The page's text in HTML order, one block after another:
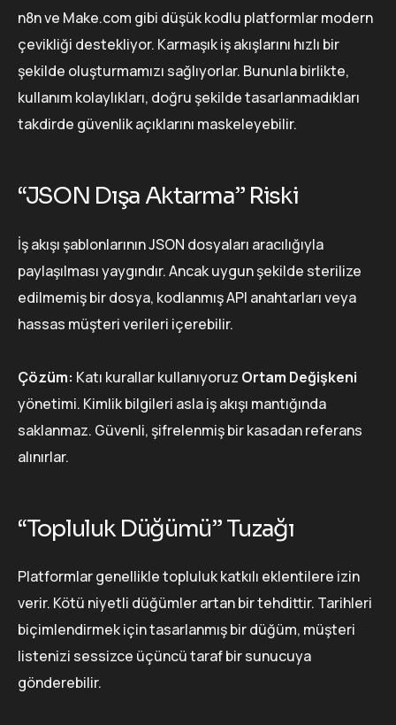
n8n ve Make.com gibi düşük kodlu platformlar modern
çevikliği destekliyor. Karmaşık iş akışlarını hızlı bir
şekilde oluşturmamızı sağlıyorlar. Bununla birlikte,
kullanım kolaylıkları, doğru şekilde tasarlanmadıkları
takdirde güvenlik açıklarını maskeleyebilir.
“JSON Dışa Aktarma” Riski
İş akışı şablonlarının JSON dosyaları aracılığıyla
paylaşılması yaygındır. Ancak uygun şekilde sterilize
edilmemiş bir dosya, kodlanmış API anahtarları veya
hassas müşteri verileri içerebilir.
Çözüm: Katı kurallar kullanıyoruz Ortam Değişkeni
yönetimi. Kimlik bilgileri asla iş akışı mantığında
saklanmaz. Güvenli, şifrelenmiş bir kasadan referans
alınırlar.
“Topluluk Düğümü” Tuzağı
Platformlar genellikle topluluk katkılı eklentilere izin
verir. Kötü niyetli düğümler artan bir tehdittir. Tarihleri
biçimlendirmek için tasarlanmış bir düğüm, müşteri
listenizi sessizce üçüncü taraf bir sunucuya
gönderebilir.